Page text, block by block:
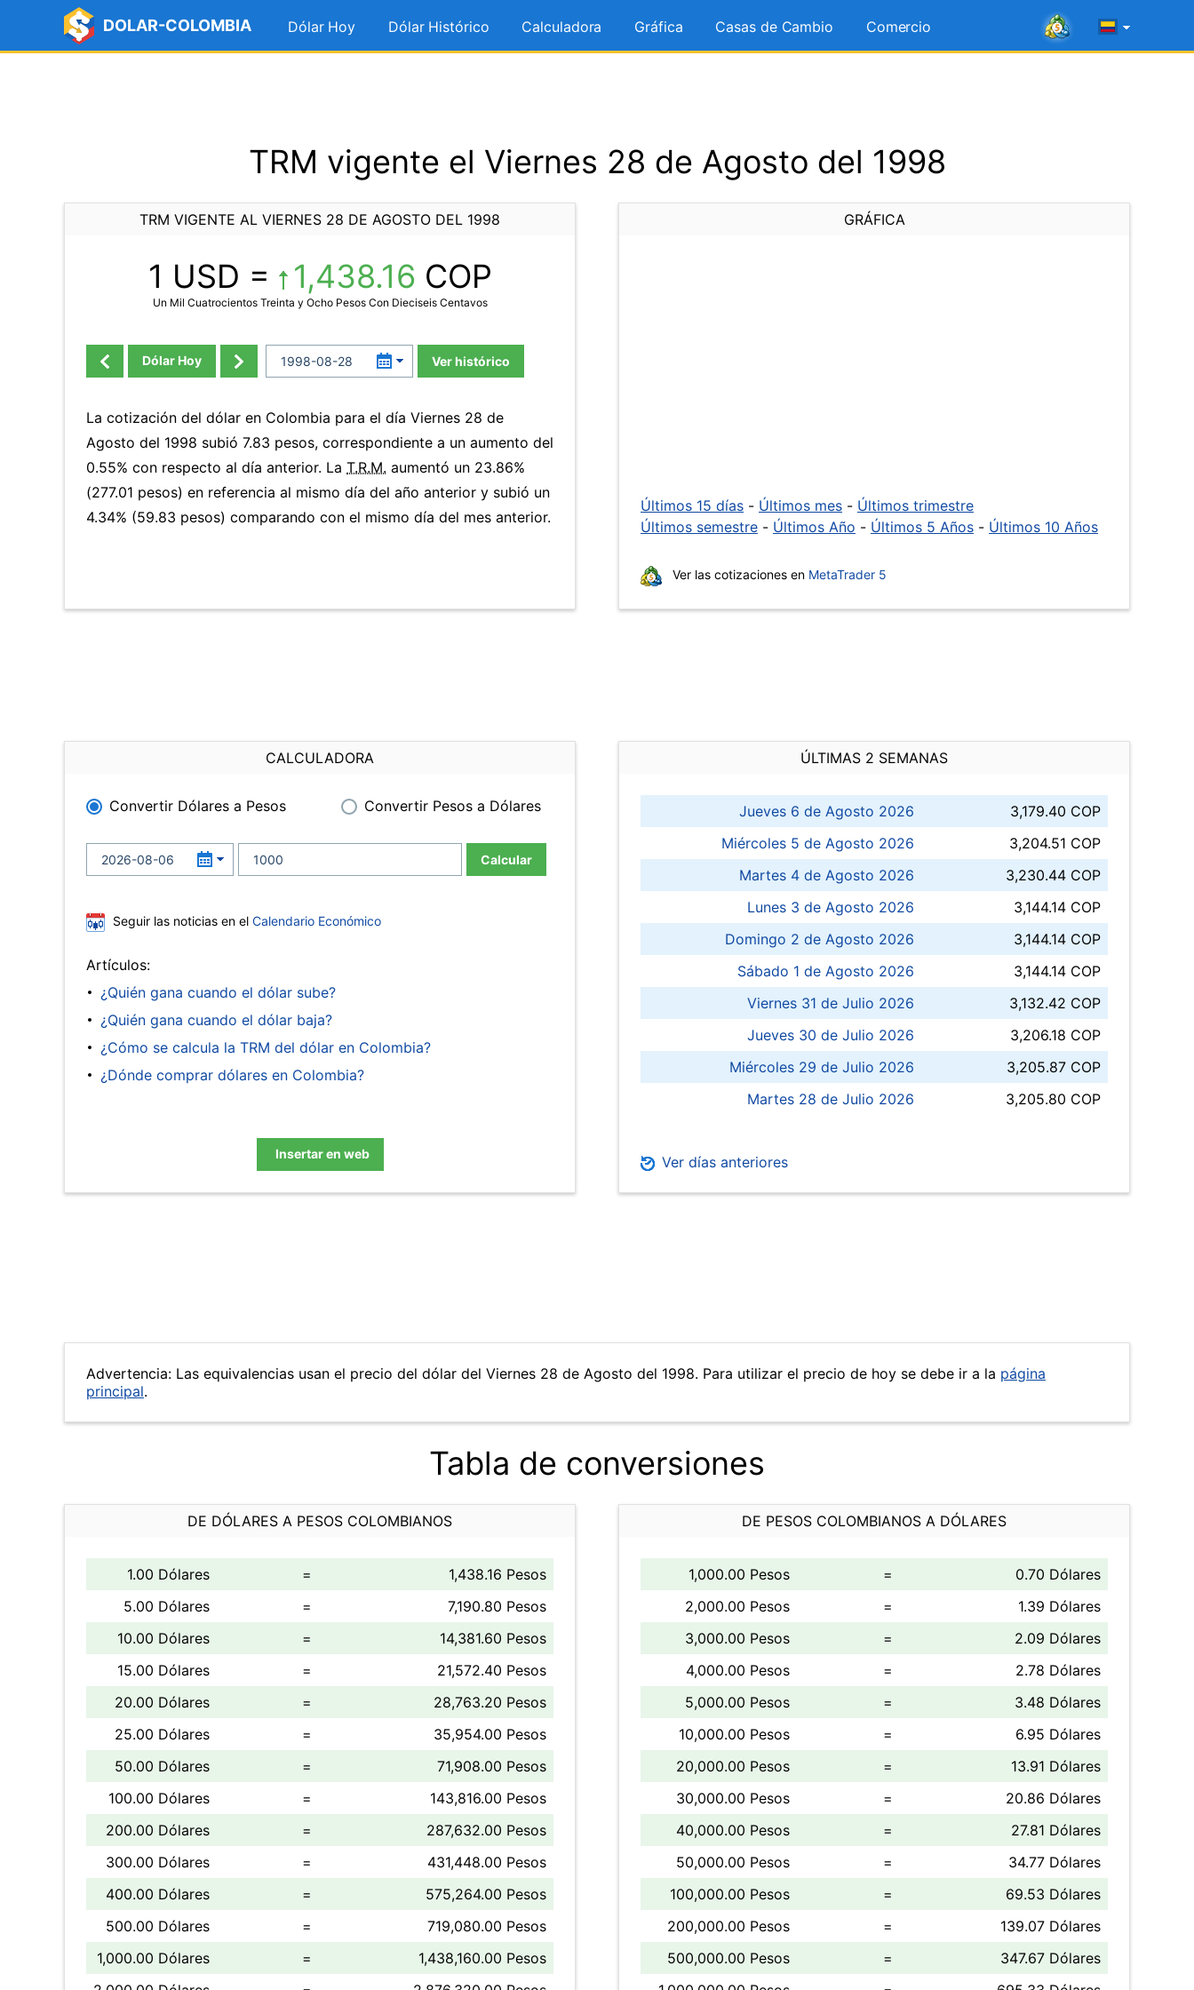
DOLAR-COLOMBIA Dólar Hoy Dólar Histórico Calculadora Gráfica Casas de Cambio Comercio
TRM vigente el Viernes 28 de Agosto del 1998
TRM VIGENTE AL VIERNES 28 DE AGOSTO DEL 1998
1 USD = 1,438.16 COP
Un Mil Cuatrocientos Treinta y Ocho Pesos Con Dieciseis Centavos
Dólar Hoy Ver histórico
La cotización del dólar en Colombia para el día Viernes 28 de
Agosto del 1998 subió 7.83 pesos, correspondiente a un aumento del
0.55% con respecto al día anterior. La T.R.M. aumentó un 23.86%
(277.01 pesos) en referencia al mismo día del año anterior y subió un
4.34% (59.83 pesos) comparando con el mismo día del mes anterior.
GRÁFICA
Últimos 15 días - Últimos mes - Últimos trimestre
Últimos semestre - Últimos Año - Últimos 5 Años - Últimos 10 Años
Ver las cotizaciones en MetaTrader 5
CALCULADORA
Convertir Dólares a Pesos Convertir Pesos a Dólares
Calcular
Seguir las noticias en el Calendario Económico
Artículos:
¿Quién gana cuando el dólar sube?
¿Quién gana cuando el dólar baja?
¿Cómo se calcula la TRM del dólar en Colombia?
¿Dónde comprar dólares en Colombia?
Insertar en web
ÚLTIMAS 2 SEMANAS
Jueves 6 de Agosto 2026
3,179.40 COP
Miércoles 5 de Agosto 2026
3,204.51 COP
Martes 4 de Agosto 2026
3,230.44 COP
Lunes 3 de Agosto 2026
3,144.14 COP
Domingo 2 de Agosto 2026
3,144.14 COP
Sábado 1 de Agosto 2026
3,144.14 COP
Viernes 31 de Julio 2026
3,132.42 COP
Jueves 30 de Julio 2026
3,206.18 COP
Miércoles 29 de Julio 2026
3,205.87 COP
Martes 28 de Julio 2026
3,205.80 COP
Ver días anteriores
Advertencia: Las equivalencias usan el precio del dólar del Viernes 28 de Agosto del 1998. Para utilizar el precio de hoy se debe ir a la página
principal.
Tabla de conversiones
DE DÓLARES A PESOS COLOMBIANOS
1.00 Dólares =
1,438.16 Pesos
5.00 Dólares
=
7,190.80 Pesos
10.00 Dólares
=
14,381.60 Pesos
15.00 Dólares
=
21,572.40 Pesos
20.00 Dólares
=
28,763.20 Pesos
25.00 Dólares
=
35,954.00 Pesos
50.00 Dólares
=
71,908.00 Pesos
100.00 Dólares
=
143,816.00 Pesos
200.00 Dólares
=
287,632.00 Pesos
300.00 Dólares
=
431,448.00 Pesos
400.00 Dólares
=
575,264.00 Pesos
500.00 Dólares
=
719,080.00 Pesos
1,000.00 Dólares
=
1,438,160.00 Pesos
DE PESOS COLOMBIANOS A DÓLARES
1,000.00 Pesos =
0.70 Dólares
2,000.00 Pesos
=
1.39 Dólares
3,000.00 Pesos
=
2.09 Dólares
4,000.00 Pesos
=
2.78 Dólares
5,000.00 Pesos
=
3.48 Dólares
10,000.00 Pesos
=
6.95 Dólares
20,000.00 Pesos
=
13.91 Dólares
30,000.00 Pesos
=
20.86 Dólares
40,000.00 Pesos
=
27.81 Dólares
50,000.00 Pesos
=
34.77 Dólares
100,000.00 Pesos
=
69.53 Dólares
200,000.00 Pesos
=
139.07 Dólares
500,000.00 Pesos
=
347.67 Dólares